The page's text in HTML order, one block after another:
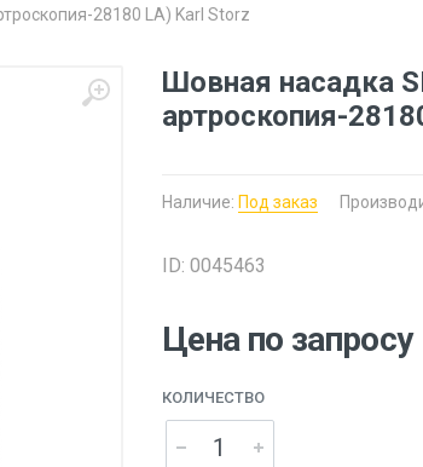
28180 LA) Karl Storz
Шовная насадка
артроскопия-
Наличие: Под заказ
ID: 0045463
Цена по запросу
КОЛИЧЕСТВО